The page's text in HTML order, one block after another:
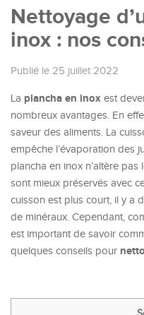
Nettoyage
inox : nos
Publié le 25 juillet 2022
La plancha en inox est
nombreux avantages. En
saveur des aliments. La
empêche l’évaporation des
plancha en inox n’altère
sont mieux préservés avec
cuisson est plus court, il y a
de minéraux. Cependant,
est important de savoir
quelques conseils pour